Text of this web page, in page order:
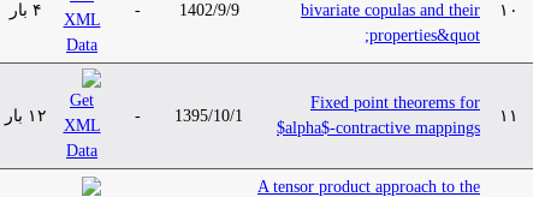
۱۰
bivariate copulas and their
properties&quot;
1402/9/9
۱۱
Fixed point theorems for
$alpha$-contractive mappings
1395/10/1 ۱۲ بار
A tensor product approach to the